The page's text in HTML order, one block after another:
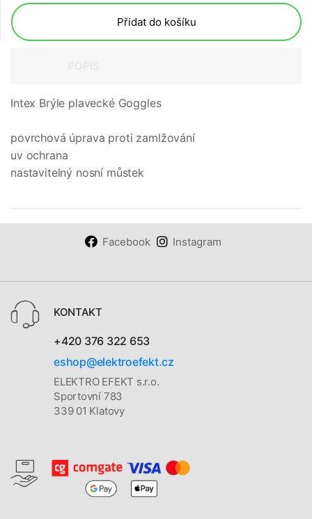
Přidat do košíku
Intex Brýle plavecké Goggles
povrchová úprava proti zamlžování
uv ochrana
nastavitelný nosní můstek
Facebook Instagram
KONTAKT
+420 376 322 653
eshop@elektroefekt.cz
ELEKTRO EFEKT s.r.o.
Sportovní 783
339 01 Klatovy